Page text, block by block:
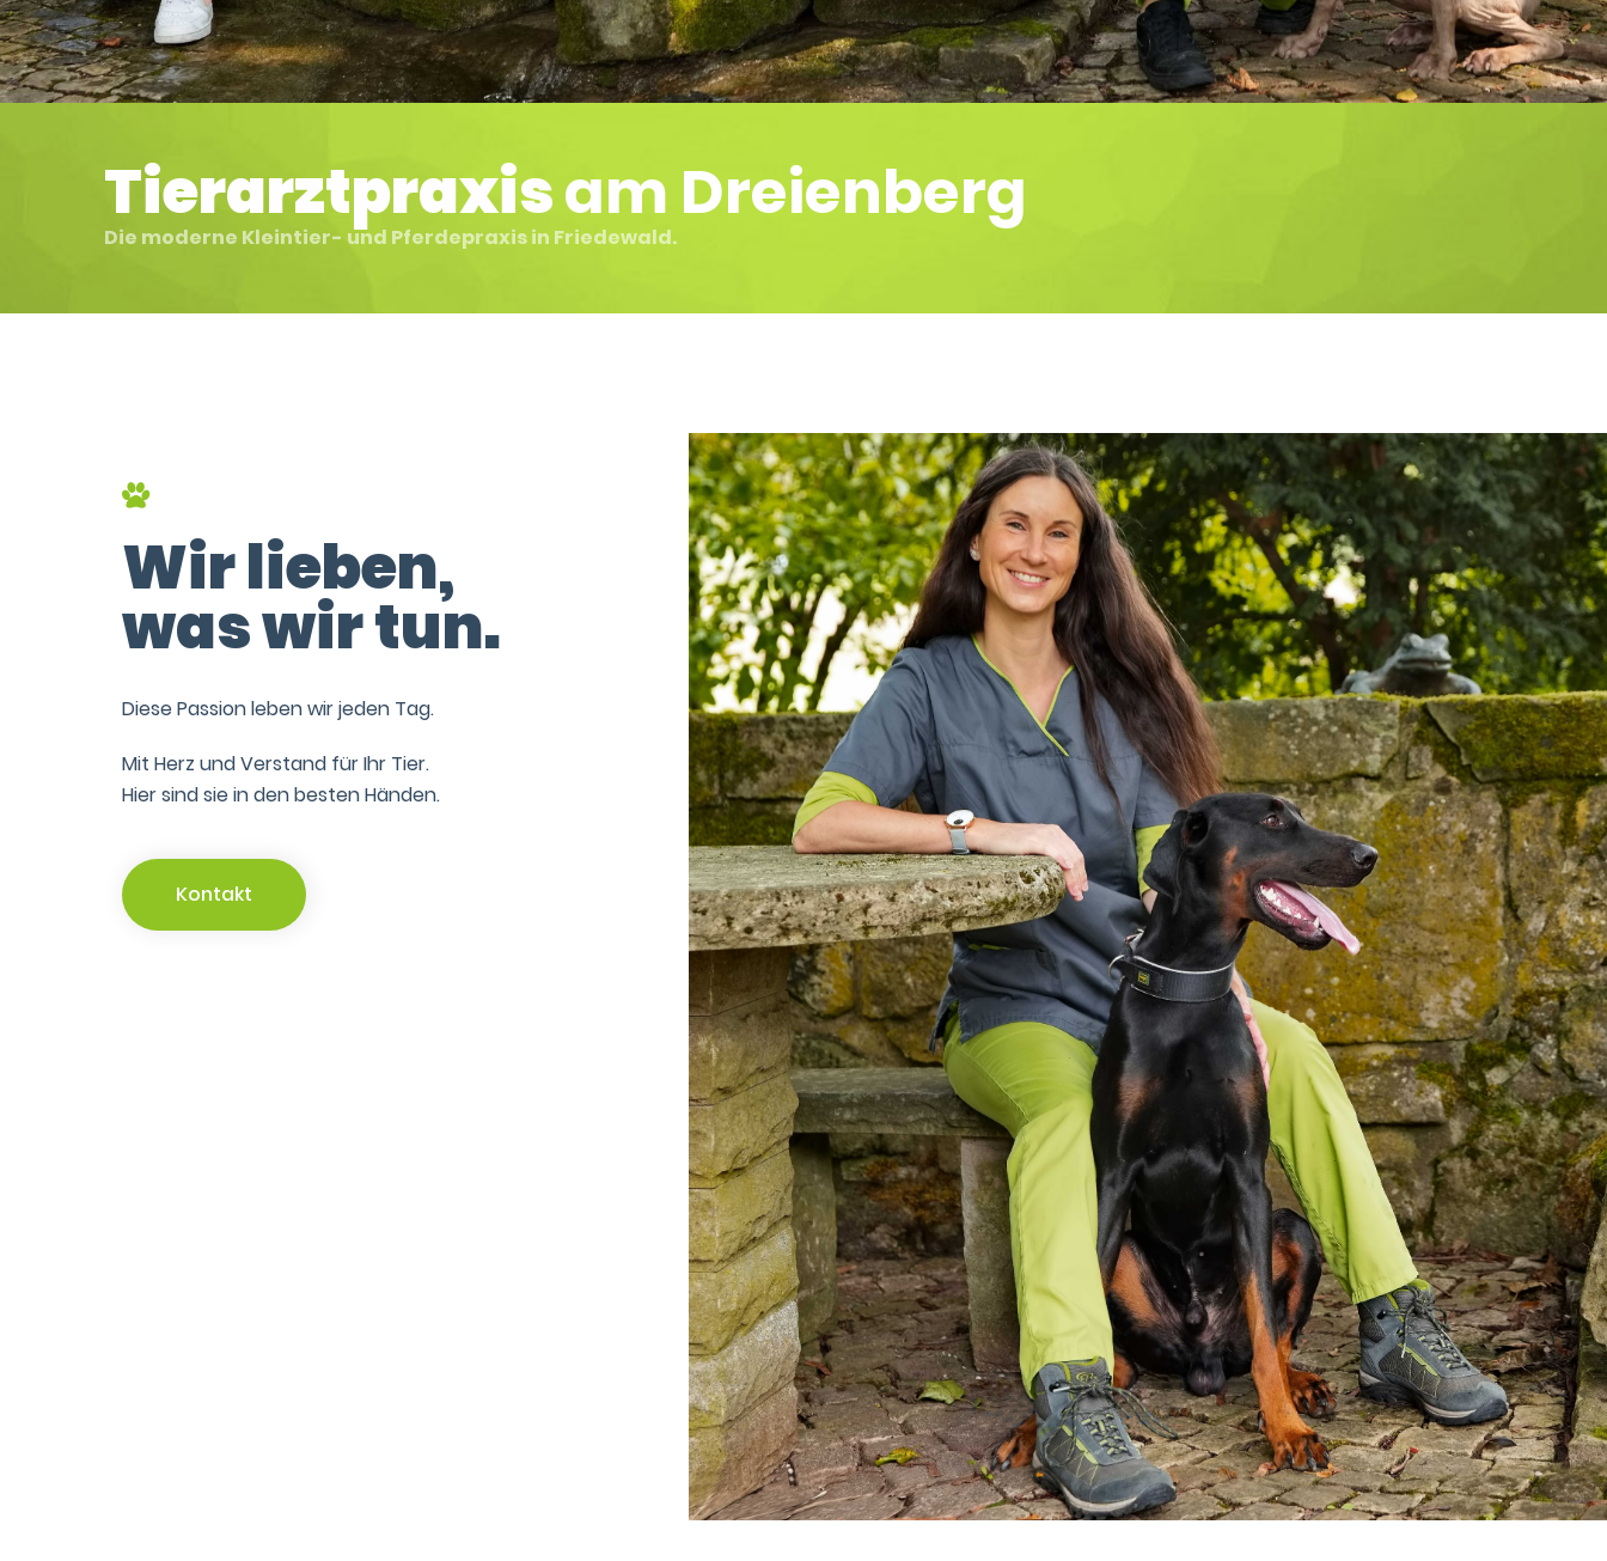
Tierarztpraxisam Dreienberg
Die moderne Kleintier- und Pferdepraxis in Friedewald.
Wir lieben,
was wir tun.
Diese Passion leben wir jeden Tag.
Mit Herz und Verstand für Ihr Tier.
Hier sind sie in den besten Händen.
Kontakt